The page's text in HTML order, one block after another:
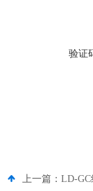
验证
上一篇： LD-